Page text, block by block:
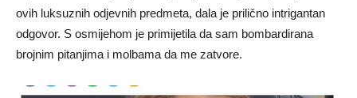
ovih luksuznih odjevnih predmeta, dala je prilično intrigantan
odgovor. S osmijehom je primijetila da sam bombardirana
brojnim pitanjima i molbama da me zatvore.